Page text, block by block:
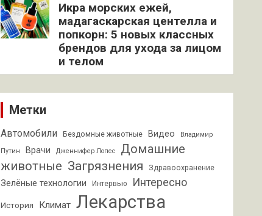
Икра морских ежей,
мадагаскарская центелла и
попкорн: 5 новых классных
брендов для ухода за лицом
и телом
Метки
Автомобили Бездомные животные Видео Владимир
Путин Врачи Дженнифер Лопес
Домашние
животные Загрязнения Здравоохранение
Зелёные технологии Интервью Интересно
История Климат Лекарства